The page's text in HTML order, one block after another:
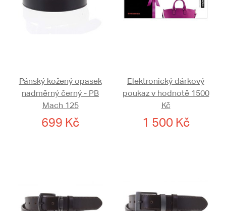
Pánský kožený opasek
nadměrný černý - PB
Mach 125
699 Kč
Elektronický dárkový
poukaz v hodnotě 1500
Kč
1 500 Kč